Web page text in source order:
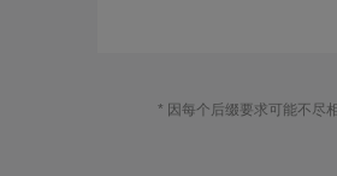
* 因每个后缀要求可能不尽